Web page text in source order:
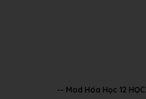
-- Mod Hóa Học 12